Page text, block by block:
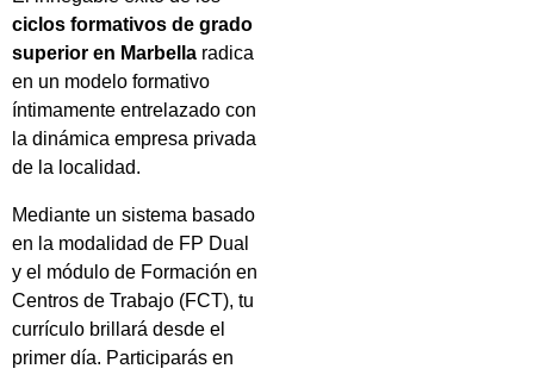
ciclos formativos de grado
superior en Marbella radica
en un modelo formativo
íntimamente entrelazado con
la dinámica empresa privada
de la localidad.
Mediante un sistema basado
en la modalidad de FP Dual
y el módulo de Formación en
Centros de Trabajo (FCT), tu
currículo brillará desde el
primer día. Participarás en